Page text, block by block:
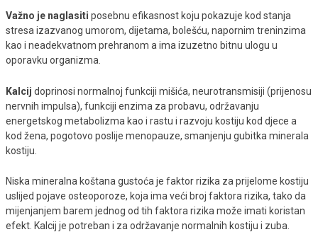
Važno je naglasiti posebnu efikasnost koju pokazuje kod stanja
stresa izazvanog umorom, dijetama, bolešću, napornim treninzima
kao i neadekvatnom prehranom a ima izuzetno bitnu ulogu u
oporavku organizma.
Kalcij doprinosi normalnoj funkciji mišića, neurotransmisiji (prijenosu
nervnih impulsa), funkciji enzima za probavu, održavanju
energetskog metabolizma kao i rastu i razvoju kostiju kod djece a
kod žena, pogotovo poslije menopauze, smanjenju gubitka minerala
kostiju.
Niska mineralna koštana gustoća je faktor rizika za prijelome kostiju
uslijed pojave osteoporoze, koja ima veći broj faktora rizika, tako da
mijenjanjem barem jednog od tih faktora rizika može imati koristan
efekt. Kalcij je potreban i za održavanje normalnih kostiju i zuba.